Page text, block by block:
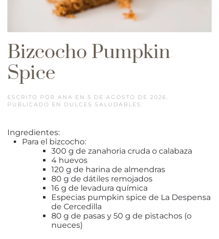
Bizcocho Pumpkin
Spice
ESCRITO POR ANA EN 5 DE AGOSTO DE 2026 .
PUBLICADO EN DULCES SALUDABLES .
Ingredientes:
Para el bizcocho:
300 g de zanahoria cruda o calabaza
4 huevos
120 g de harina de almendras
80 g de dátiles remojados
16 g de levadura química
Especias pumpkin spice de La Despensa
de Cercedilla
80 g de pasas y 50 g de pistachos (o
nueces)